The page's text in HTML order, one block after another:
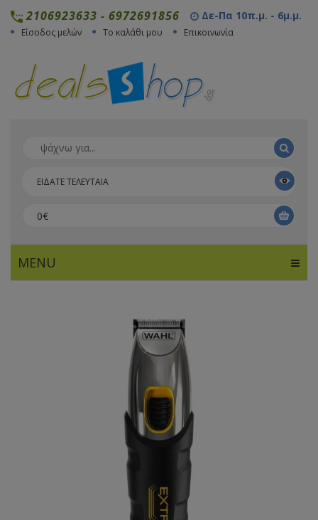
2106923633 - 6972691856 Δε-Πα 10π.μ. - 6μ.μ.
Είσοδος μελών Το καλάθι μου Επικοινωνία
ΕΙΔΑΤΕ ΤΕΛΕΥΤΑΙΑ
0€
MENU